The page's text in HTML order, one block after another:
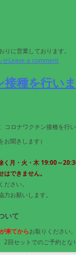
に営業しております。
せLeave a comment
種を行いま
コロナワクチン接種を行い
お聞きします）
く月・火・木 19:00～
できません。
さい。
お願いします。
いて
来てからお取りください。
回セットでのご予約とな